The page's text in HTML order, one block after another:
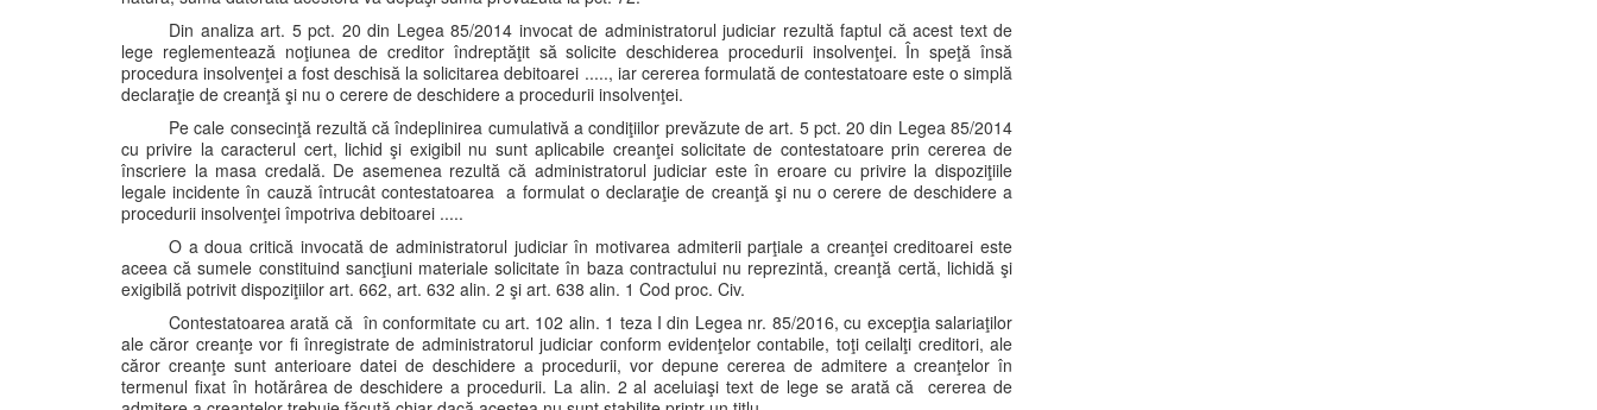
Din analiza art. 5 pct. 20 din Legea 85/2014 invocat de administratorul judiciar rezultă faptul că acest text de
lege reglementează noţiunea de creditor îndreptăţit să solicite deschiderea procedurii insolvenţei. În speţă însă
procedura insolvenţei a fost deschisă la solicitarea debitoarei ....., iar cererea formulată de contestatoare este o simplă
declaraţie de creanţă şi nu o cerere de deschidere a procedurii insolvenţei.
Pe cale consecinţă rezultă că îndeplinirea cumulativă a condiţiilor prevăzute de art. 5 pct. 20 din Legea 85/2014
cu privire la caracterul cert, lichid şi exigibil nu sunt aplicabile creanţei solicitate de contestatoare prin cererea de
înscriere la masa credală. De asemenea rezultă că administratorul judiciar este în eroare cu privire la dispoziţiile
legale incidente în cauză întrucât contestatoarea a formulat o declaraţie de creanţă şi nu o cerere de deschidere a
procedurii insolvenţei împotriva debitoarei .....
O a doua critică invocată de administratorul judiciar în motivarea admiterii parţiale a creanţei creditoarei este
aceea că sumele constituind sancţiuni materiale solicitate în baza contractului nu reprezintă, creanţă certă, lichidă şi
exigibilă potrivit dispoziţiilor art. 662, art. 632 alin. 2 şi art. 638 alin. 1 Cod proc. Civ.
Contestatoarea arată că în conformitate cu art. 102 alin. 1 teza I din Legea nr. 85/2016, cu excepţia salariaţilor
ale căror creanţe vor fi înregistrate de administratorul judiciar conform evidenţelor contabile, toţi ceilalţi creditori, ale
căror creanţe sunt anterioare datei de deschidere a procedurii, vor depune cererea de admitere a creanţelor în
termenul fixat în hotărârea de deschidere a procedurii. La alin. 2 al aceluiaşi text de lege se arată că cererea de